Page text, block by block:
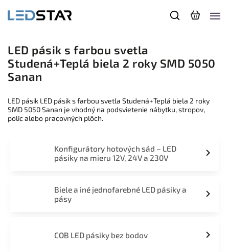
LED pásik s farbou svetla
Studená+Teplá biela 2 roky SMD 5050
Sanan
LED pásik LED pásik s farbou svetla Studená+Teplá biela 2 roky
SMD 5050 Sanan je vhodný na podsvietenie nábytku, stropov,
políc alebo pracovných plôch.
Konfigurátory hotových sád – LED
pásiky na mieru 12V, 24V a 230V
Biele a iné jednofarebné LED pásiky a
pásy
COB LED pásiky bez bodov